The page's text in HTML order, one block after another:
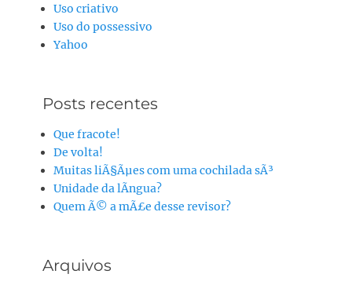
Uso criativo
Uso do possessivo
Yahoo
Posts recentes
Que fracote!
De volta!
Muitas liÃ§Ãµes com uma cochilada sÃ³
Unidade da lÃ­ngua?
Quem Ã© a mÃ£e desse revisor?
Arquivos